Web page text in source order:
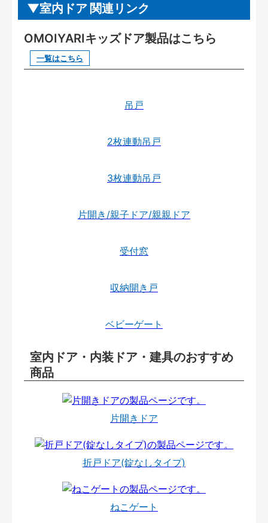
室内ドア 関連リンク
OMOIYARIキッズドア製品はこちら
一覧はこちら
吊戸
2枚連動吊戸
3枚連動吊戸
片開き/親子ドア/親親ドア
受付窓
収納開き戸
ベビーゲート
室内ドア・内装ドア・建具のおすすめ
商品
片開きドア
折戸ドア(錠なしタイプ)
ねこゲート